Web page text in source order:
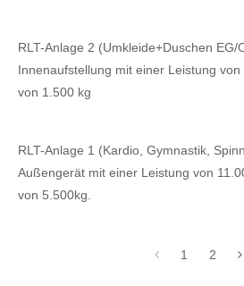
RLT-Anlage 2 (Umkleide+Duschen EG/
Innenaufstellung mit einer Leistung
von 1.500 kg
RLT-Anlage 1 (Kardio, Gymnastik,
Außengerät mit einer Leistung von
von 5.500kg.
1 2